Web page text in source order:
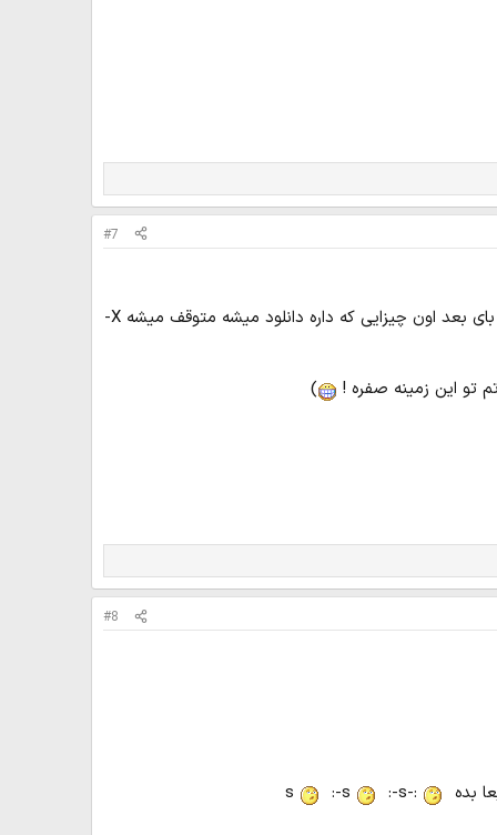
#7
آقا این لپ تاپ ما روش win 7 وصله تا 5 دقیقه ولش می کنی میره تو استند بای بعد اون چیزایی که داره دانلود میشه متوقف میشه X-
تو این زمینه صفره ! )
#8
بده :-s
:-s :-s